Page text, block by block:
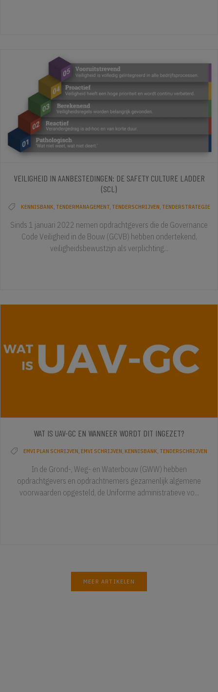
VEILIGHEID IN AANBESTEDINGEN: DE SAFETY CULTURE LADDER
(SCL)
KENNISBANK TENDERMANAGEMENT, TENDERSCHRIJVEN TENDERSTRATEGIE
Sinds 1 januari 2022 nemen opdrachtgevers die de Governance
Code Veiligheid in de Bouw (GCVB) hebben ondertekend,
veiligheidsbewustzijn als verplichting...
WAT IS UAV-GC EN WANNEER WORDT DIT INGEZET?
EMVI PLAN SCHRIJVEN EMVI SCHRIJVEN KENNISBANK TENDERSCHRIJVEN
In de Grond-, Weg- en Waterbouw (GWW) hebben
opdrachtgevers en opdrachtnemers gezamenlijk algemene
voorwaarden opgesteld, de Uniforme administratieve vo...
MEER ARTIKELEN